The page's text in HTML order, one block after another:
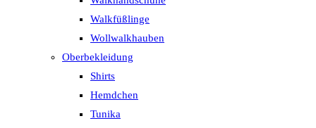
Walkfüßlinge
Wollwalkhauben
Oberbekleidung
Shirts
Hemdchen
Tunika